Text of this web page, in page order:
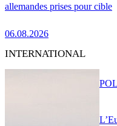
allemandes prises pour cible
06.08.2026
INTERNATIONAL